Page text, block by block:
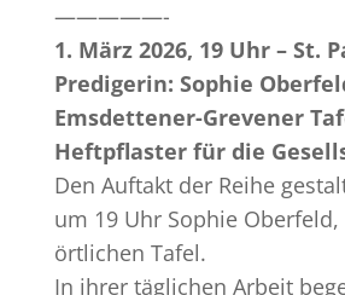
—————-
1. März 2026, 19 Uhr – St.
Predigerin: Sophie
Emsdettener-Grevener
Heftpflaster für die
Den Auftakt der Reihe
um 19 Uhr Sophie
örtlichen Tafel.
In ihrer täglichen Arbeit